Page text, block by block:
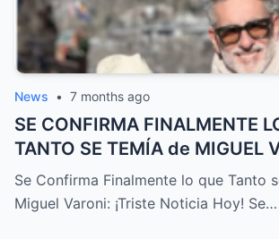
News • 7 months ago
SE CONFIRMA FINALMENTE
TANTO SE TEMÍA de MIGUEL
TRISTE NOTICIA HOY! – HTT
Se Confirma Finalmente lo que Tanto
Miguel Varoni: ¡Triste Noticia Hoy! Se…